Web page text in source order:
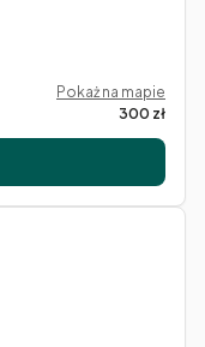
Pokaż na mapie
300 zł